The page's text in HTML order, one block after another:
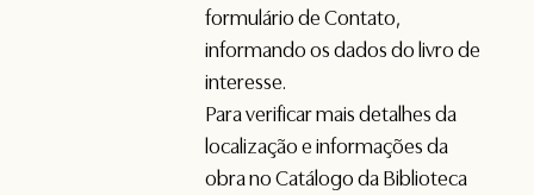
formulário deContato,
informando os dados do livro de
interesse.
Para verificar mais detalhes da
localização e informações da
obra no Catálogo da Biblioteca